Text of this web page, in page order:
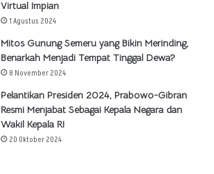
Virtual Impian
1 Agustus 2024
Mitos Gunung Semeru yang Bikin Merinding,
Benarkah Menjadi Tempat Tinggal Dewa?
8 November 2024
Pelantikan Presiden 2024, Prabowo-Gibran
Resmi Menjabat Sebagai Kepala Negara dan
Wakil Kepala RI
20 Oktober 2024